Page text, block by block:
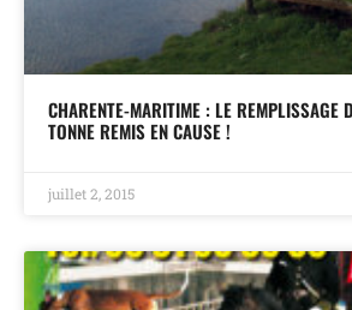
CHARENTE-MARITIME : LE REMPLISSAGE
TONNE REMIS EN CAUSE !
juillet 2, 2015